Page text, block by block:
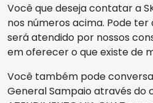
Você que deseja contatar a
nos números acima. Pode
será atendido por nossos
em oferecer o que existe de
Você também pode
General Sampaio através do